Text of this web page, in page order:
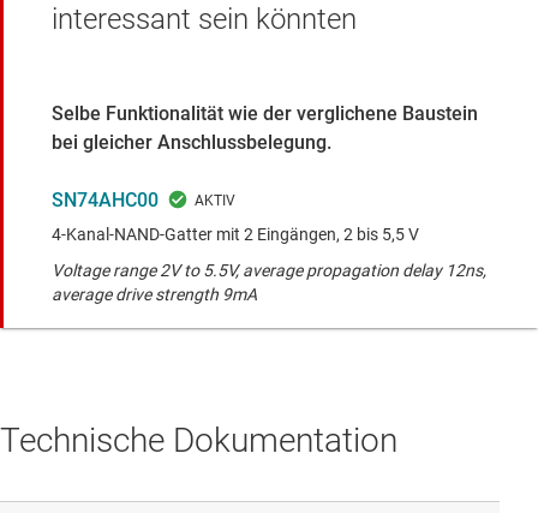
interessant sein könnten
Selbe Funktionalität wie der verglichene Baustein
bei gleicher Anschlussbelegung.
SN74AHC00
4-Kanal-NAND-Gatter mit 2 Eingängen, 2 bis 5,5 V
Voltage range 2V to 5.5V, average propagation delay 12ns,
average drive strength 9mA
Technische Dokumentation